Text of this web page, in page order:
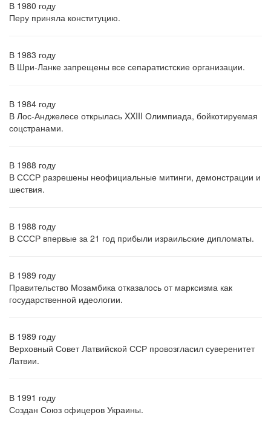
В 1980 году
Перу приняла конституцию.
В 1983 году
В Шри-Ланке запрещены все сепаратистские организации.
В 1984 году
В Лос-Анджелесе открылась XXIII Олимпиада, бойкотируемая
соцстранами.
В 1988 году
В СССР разрешены неофициальные митинги, демонстрации и
шествия.
В 1988 году
В СССР впервые за 21 год прибыли израильские дипломаты.
В 1989 году
Правительство Мозамбика отказалось от марксизма как
государственной идеологии.
В 1989 году
Верховный Совет Латвийской ССР провозгласил суверенитет
Латвии.
В 1991 году
Создан Союз офицеров Украины.